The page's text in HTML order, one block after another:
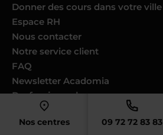
Nos centres 09 72 72 83 83
Donner des cours dans votre ville
Espace RH
Nous contacter
Notre service client
FAQ
Newsletter Acadomia
Professionnels
Comités d’entreprise